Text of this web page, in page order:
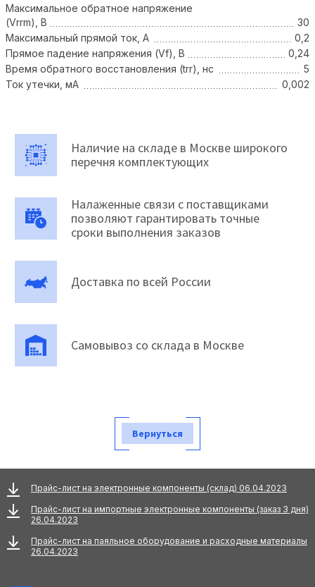
Максимальное обратное напряжение
(Vrrm), В
30
Максимальный прямой ток, А
0,2
Прямое падение напряжения (Vf), В
0,24
Время обратного восстановления (trr), нс
5
Ток утечки, мА
0,002
Наличие на складе в Москве широкого
перечня комплектующих
Налаженные связи с поставщиками
позволяют гарантировать точные
сроки выполнения заказов
Доставка по всей России
Самовывоз со склада в Москве
Вернуться
Прайс-лист на электронные компоненты (склад) 06.04.2023
Прайс-лист на импортные электронные компоненты (заказ 3 дня)
26.04.2023
Прайс-лист на паяльное оборудование и расходные материалы
26.04.2023